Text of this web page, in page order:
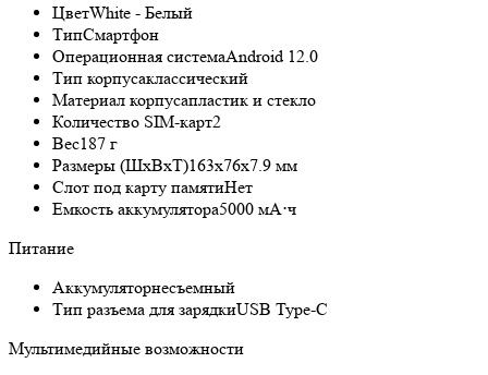
ЦветWhite - Белый
ТипСмартфон
Операционная системаAndroid 12.0
Тип корпусаклассический
Материал корпусапластик и стекло
Количество SIM-карт2
Вес187 г
Размеры (ШxВxТ)163x76x7.9 мм
Слот под карту памятиНет
Емкость аккумулятора5000 мА⋅ч
Питание
Аккумуляторнесъемный
Тип разъема для зарядкиUSB Type-C
Мультимедийные возможности